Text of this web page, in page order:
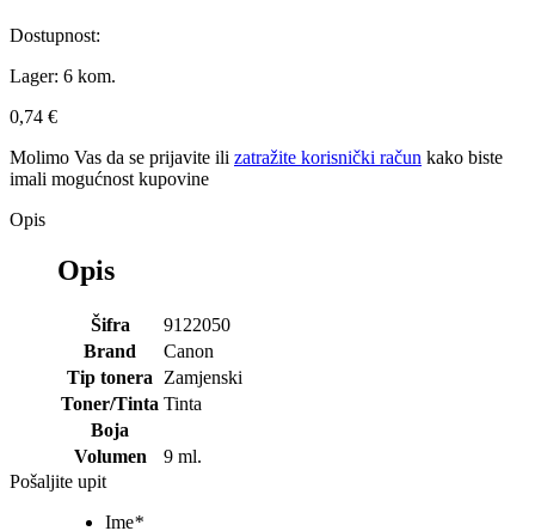
Dostupnost:
Lager: 6 kom.
0,74 €
Molimo Vas da se prijavite ili zatražite korisnički račun kako biste
imali mogućnost kupovine
Opis
Opis
Šifra
9122050
Brand
Canon
Tip tonera
Zamjenski
Toner/Tinta Tinta
Boja
Volumen
9 ml.
Pošaljite upit
Ime*